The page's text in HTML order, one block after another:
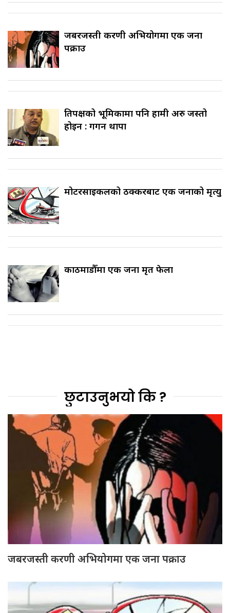
जबरजस्ती करणी अभियोगमा एक जना
पक्राउ
प्रतिपक्षको भूमिकामा पनि हामी अरु जस्तो
होइन : गगन थापा
मोटरसाइकलको ठक्करबाट एक जनाको मृत्यु
काठमाडौँमा एक जना मृत फेला
छुटाउनुभयो कि ?
जबरजस्ती करणी अभियोगमा एक जना पक्राउ